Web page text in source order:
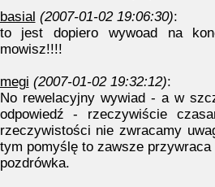
basial (2007-01-02 19:06:30):
to jest dopiero wywoad na
mowisz!!!!
megi (2007-01-02 19:32:12):
No rewelacyjny wywiad - a w
odpowiedź - rzeczywiście
rzeczywistości nie zwracamy
tym pomyślę to zawsze przywraca
pozdrówka.